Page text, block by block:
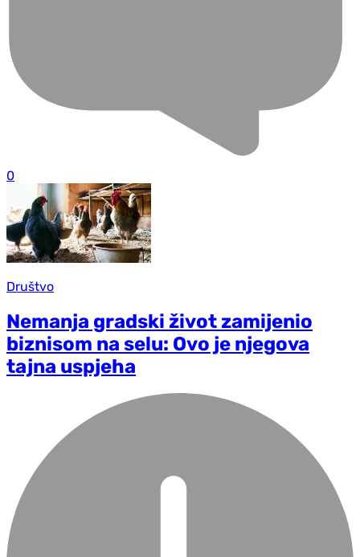
0
Društvo
Nemanja gradski život zamijenio
biznisom na selu: Ovo je njegova
tajna uspjeha